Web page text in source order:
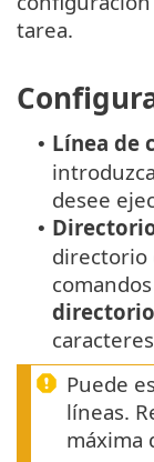
tarea.
• Línea de
desee
•
directorio
Puede
líneas.
máxima